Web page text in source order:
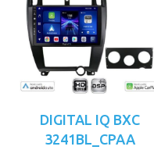
DIGITAL IQ BXC
3241BL_CPAA